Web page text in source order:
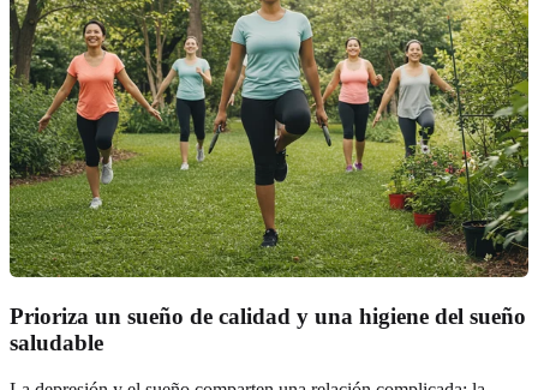
Prioriza un sueño de calidad y una higiene del sueño
saludable